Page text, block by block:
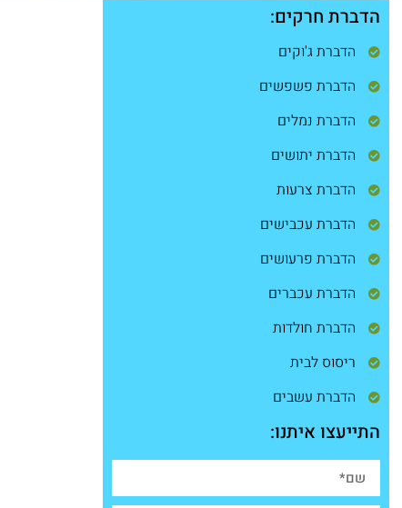
הדברת חרקים:
הדברת ג'וקים
הדברת פשפשים
הדברת נמלים
הדברת יתושים
הדברת צרעות
הדברת עכבישים
הדברת פרעושים
הדברת עכברים
הדברת חולדות
ריסוס לבית
הדברת עשבים
התייעצו איתנו: